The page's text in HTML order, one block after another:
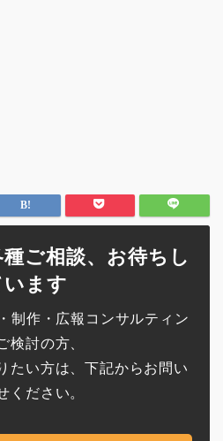
ご相談、お待ちし
ます
制作・広報コンサルティン
検討の方、
たい方は、下記からお問い
ください。